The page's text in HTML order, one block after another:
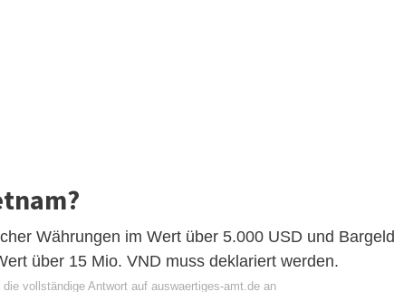
Währungen im Wert über 5.000 USD und Bargeld
über 15 Mio. VND muss deklariert werden.
vollständige Antwort auf auswaertiges-amt.de an